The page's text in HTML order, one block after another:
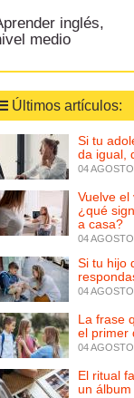
inglés,
medio
Últimos artículos:
Si tu
da igual,
04
Vuelve
¿qué
a casa?
04
Si tu hijo
04
La frase
el primer
04
El ritual
un